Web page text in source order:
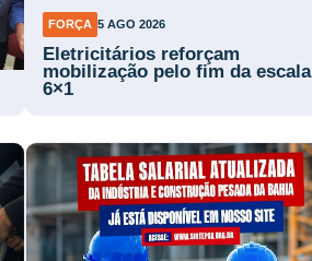
FORÇA 5 AGO 2026
Eletricitários reforçam
mobilização pelo fim da escala
6×1